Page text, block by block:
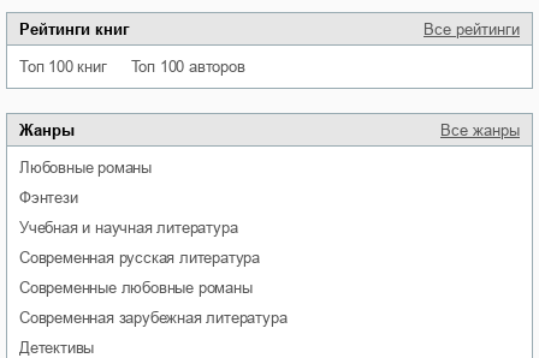
Рейтинги книг Все рейтинги
Топ 100 книг Топ 100 авторов
Жанры Все жанры
любовные романы
фэнтези
учебная и научная литература
современная русская литература
современные любовные романы
современная зарубежная литература
детективы